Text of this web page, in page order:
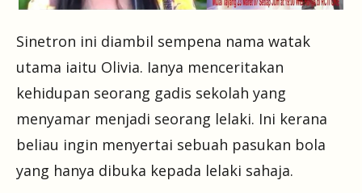
Sinetron ini diambil sempena nama watak
utama iaitu Olivia. Ianya menceritakan
kehidupan seorang gadis sekolah yang
menyamar menjadi seorang lelaki. Ini kerana
beliau ingin menyertai sebuah pasukan bola
yang hanya dibuka kepada lelaki sahaja.